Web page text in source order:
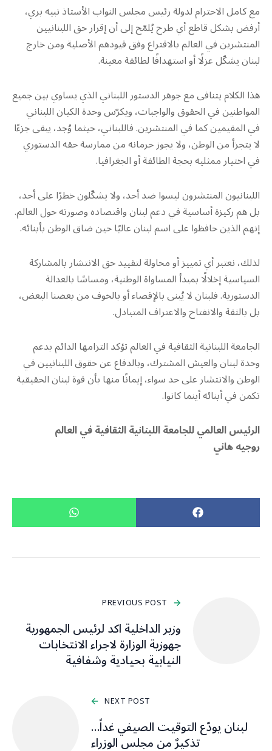
مع كامل الاحترام لدولة رئيس مجلس النواب الأستاذ نبيه بري،
أرفض بشكل قاطع أي طرح يُلمّح إلى أن إقرار حق اللبنانيين
المنتشرين في العالم بالاقتراع وفق قيودهم الأصلية ومن خارج
لبنان يشكّل عزلًا أو استهدافًا لطائفة معينة.
هذا الكلام يتنافى مع جوهر الدستور اللبناني الذي يساوي بين جميع
المواطنين في الحقوق والواجبات، ويكرّس وحدة الكيان اللبناني
في المقيمين كما في المنتشرين. فاللبناني، حيثما وُجد، يبقى جزءًا
لا يتجزأ من الوطن، ولا يجوز حرمانه من ممارسة حقه الدستوري
في اختيار ممثليه بحجة الطائفة أو الجغرافيا.
اللبنانيون المنتشرون ليسوا ضد أحد، ولا يشكّلون خطرًا على أحد،
بل هم ركيزة أساسية في دعم لبنان واقتصاده وصورته حول العالم.
إنهم الذين حافظوا على اسم لبنان عاليًا حين ضاق الوطن بأبنائه.
لذلك، نعتبر أي تمييز أو محاولة لتقييد حق الانتشار بالمشاركة
السياسية إخلالًا بمبدأ المساواة الوطنية، ومساسًا بالعدالة
الدستورية. فلبنان لا يُبنى بالإقصاء أو بالخوف من بعضنا البعض،
بل بالثقة والانفتاح والاعتراف المتبادل.
الجامعة اللبنانية الثقافية في العالم تؤكد التزامها الدائم بدعم
وحدة لبنان والعيش المشترك، وبالدفاع عن حقوق اللبنانيين في
الوطن والانتشار على حد سواء، إيمانًا منها بأن قوة لبنان الحقيقية
تكمن في أبنائه أينما كانوا.
الرئيس العالمي للجامعة اللبنانية الثقافية في العالم
روجيه هاني
PREVIOUS POST
وزير الداخلية اكد لرئيس الجمهورية
جهوزية الوزارة لاجراء الانتخابات
النيابية بحيادية وشفافية
NEXT POST
لبنان يودّع التوقيت الصيفي غداً…
تذكيرٌ من مجلس الوزراء